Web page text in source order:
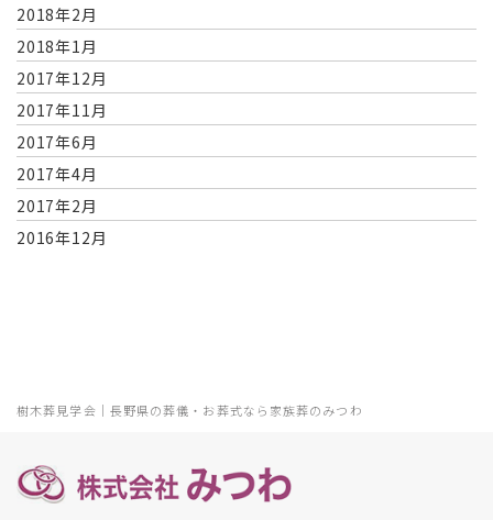
樹木葬見学会｜長野県の葬儀・お葬式なら家族葬のみつわ
2018年2月
2018年1月
2017年12月
2017年11月
2017年6月
2017年4月
2017年2月
2016年12月